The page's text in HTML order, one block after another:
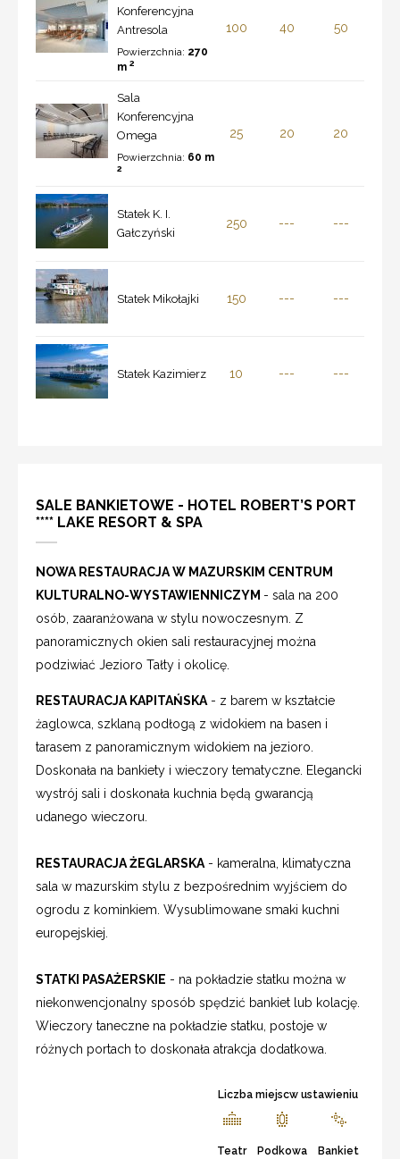
Konferencyjna
Antresola
Powierzchnia: 270
m 2
100 40 50
Sala
Konferencyjna
Omega
Powierzchnia: 60 m
2
25 20 20
Statek K. I.
Gałczyński
250 --- ---
Statek Mikołajki 150 --- ---
Statek Kazimierz 10 --- ---
SALE BANKIETOWE - HOTEL ROBERT’S PORT
**** LAKE RESORT & SPA
NOWA RESTAURACJA W MAZURSKIM CENTRUM
KULTURALNO-WYSTAWIENNICZYM - sala na 200
osób, zaaranżowana w stylu nowoczesnym. Z
panoramicznych okien sali restauracyjnej można
podziwiać Jezioro Tałty i okolicę.
RESTAURACJA KAPITAŃSKA - z barem w kształcie
żaglowca, szklaną podłogą z widokiem na basen i
tarasem z panoramicznym widokiem na jezioro.
Doskonała na bankiety i wieczory tematyczne. Elegancki
wystrój sali i doskonała kuchnia będą gwarancją
udanego wieczoru.
RESTAURACJA ŻEGLARSKA - kameralna, klimatyczna
sala w mazurskim stylu z bezpośrednim wyjściem do
ogrodu z kominkiem. Wysublimowane smaki kuchni
europejskiej.
STATKI PASAŻERSKIE - na pokładzie statku można w
niekonwencjonalny sposób spędzić bankiet lub kolację.
Wieczory taneczne na pokładzie statku, postoje w
różnych portach to doskonała atrakcja dodatkowa.
Liczba miejscw ustawieniu
Teatr Podkowa Bankiet